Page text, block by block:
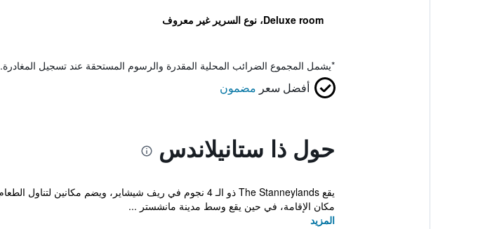
Deluxe room، نوع السرير غير معروف
*يشمل المجموع الضرائب المحلية المقدرة والرسوم المستحقة عند تسجيل المغادرة.
أفضل سعر مضمون
حول ذا ستانيلاندس
مكان الإقامة، في حين يقع وسط مدينة مانشستر ...
المزيد